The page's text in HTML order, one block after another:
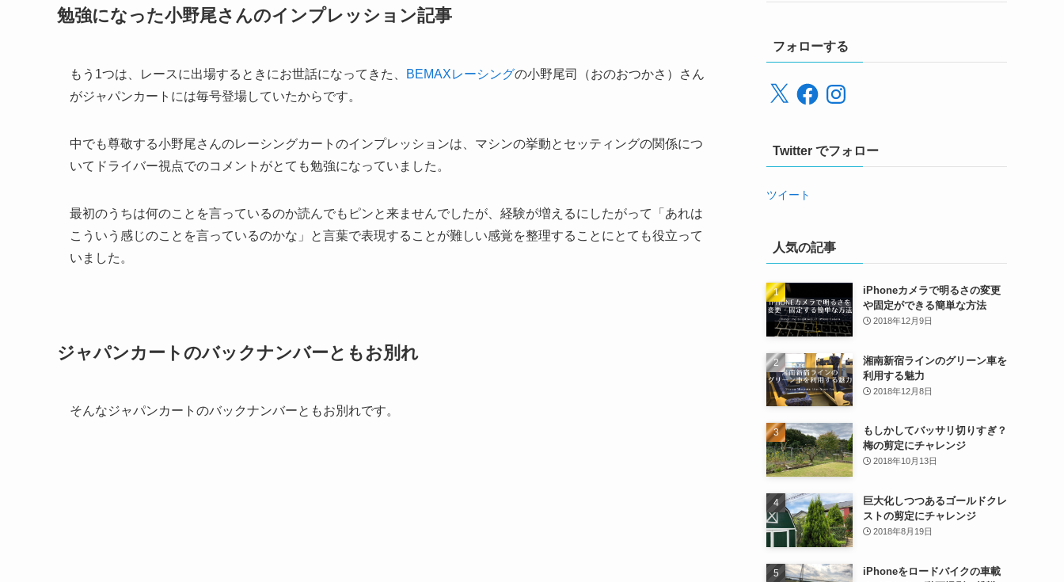
勉強になった小野尾さんのインプレッション記事
もう1つは、レースに出場するときにお世話になってきた、 BEMAXレーシングの小野尾司（おのおつかさ）さん
がジャパンカートには毎号登場していたからです。
中でも尊敬する小野尾さんのレーシングカートのインプレッションは、マシンの挙動とセッティングの関係につ
いてドライバー視点でのコメントがとても勉強になっていました。
最初のうちは何のことを言っているのか読んでもピンと来ませんでしたが、経験が増えるにしたがって「あれは
こういう感じのことを言っているのかな」と言葉で表現することが難しい感覚を整理することにとても役立って
いました。
ジャパンカートのバックナンバーともお別れ
そんなジャパンカートのバックナンバーともお別れです。
フォローする
X FacebookInstagram
Twitter でフォロー
ツイート
人気の記事
iPhoneカメラで明るさの変更
や固定ができる簡単な方法
2018年12月9日
湘南新宿ラインのグリーン車を
利用する魅力
2018年12月8日
もしかしてバッサリ切りすぎ？
梅の剪定にチャレンジ
2018年10月13日
巨大化しつつあるゴールドクレ
ストの剪定にチャレンジ
2018年8月19日
iPhoneをロードバイクの車載